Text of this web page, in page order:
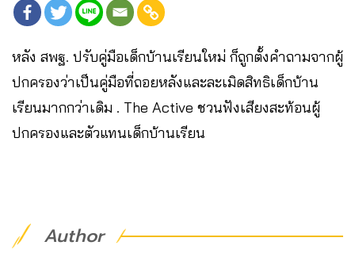
หลัง สพฐ. ปรับคู่มือเด็กบ้านเรียนใหม่ ก็ถูกตั้งคำถามจากผู้
ปกครองว่าเป็นคู่มือที่ถอยหลังและละเมิดสิทธิเด็กบ้าน
เรียนมากกว่าเดิม . The Active ชวนฟังเสียงสะท้อนผู้
ปกครองและตัวแทนเด็กบ้านเรียน
Author